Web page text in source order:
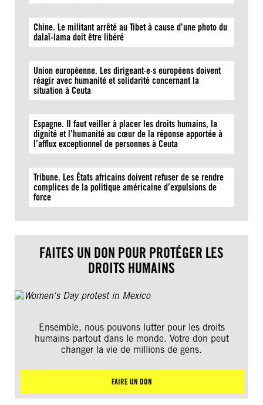
Chine. Le militant arrêté au Tibet à cause d’une photo du
dalaï-lama doit être libéré
Union européenne. Les dirigeant·e·s européens doivent
réagir avec humanité et solidarité concernant la
situation à Ceuta
Espagne. Il faut veiller à placer les droits humains, la
dignité et l’humanité au cœur de la réponse apportée à
l’afflux exceptionnel de personnes à Ceuta
Tribune. Les États africains doivent refuser de se rendre
complices de la politique américaine d’expulsions de
force
FAITES UN DON POUR PROTÉGER LES
DROITS HUMAINS
Ensemble, nous pouvons lutter pour les droits
humains partout dans le monde. Votre don peut
changer la vie de millions de gens.
FAIRE UN DON